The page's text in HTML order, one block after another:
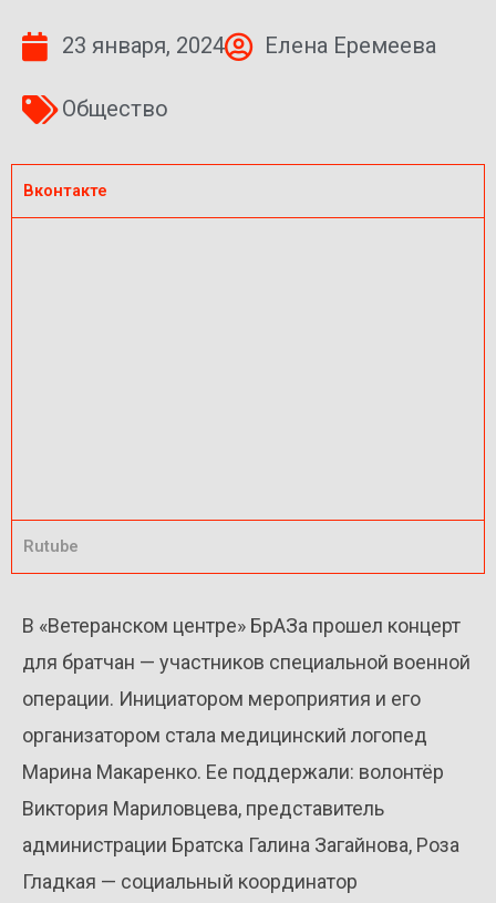
23 января, 2024 Елена Еремеева
Общество
Вконтакте
Rutube
В «Ветеранском центре» БрАЗа прошел концерт
для братчан — участников специальной военной
операции. Инициатором мероприятия и его
организатором стала медицинский логопед
Марина Макаренко. Ее поддержали: волонтёр
Виктория Мариловцева, представитель
администрации Братска Галина Загайнова, Роза
Гладкая — социальный координатор